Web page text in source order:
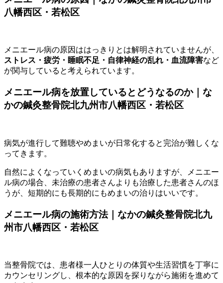
八幡西区・若松区
メニエール病の原因ははっきりとは解明されていませんが、
ストレス・疲労・睡眠不足・自律神経の乱れ・血流障害など
が関与していると考えられています。
メニエール病を放置しているとどうなるのか｜な
かの鍼灸整骨院北九州市八幡西区・若松区
病気が進行して難聴やめまいが日常化すると完治が難しくな
ってきます。
自然によくなっていくめまいの病気もありますが、メニエー
ル病の場合、未治療の患者さんよりも治療した患者さんのほ
うが、短期的にも長期的にもめまいの治りはいいです。
メニエール病の施術方法｜なかの鍼灸整骨院北九
州市八幡西区・若松区
当整骨院では、患者様一人ひとりの体質や生活習慣を丁寧に
カウンセリングし、根本的な原因を探りながら施術を進めて